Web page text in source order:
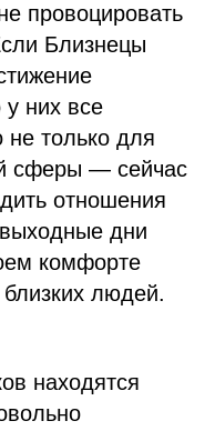
провоцировать
Близнецы
у них все
не только для
сферы — сейчас
отношения
дни
комфорте
людей.
находятся